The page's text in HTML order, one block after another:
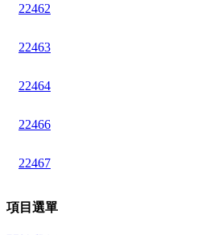
22462
22463
22464
22466
22467
項目選單